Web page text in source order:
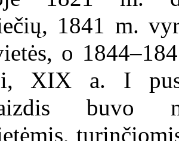
1841 m.
o
XIX a. I
buvo